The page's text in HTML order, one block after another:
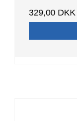
329,00 DKK